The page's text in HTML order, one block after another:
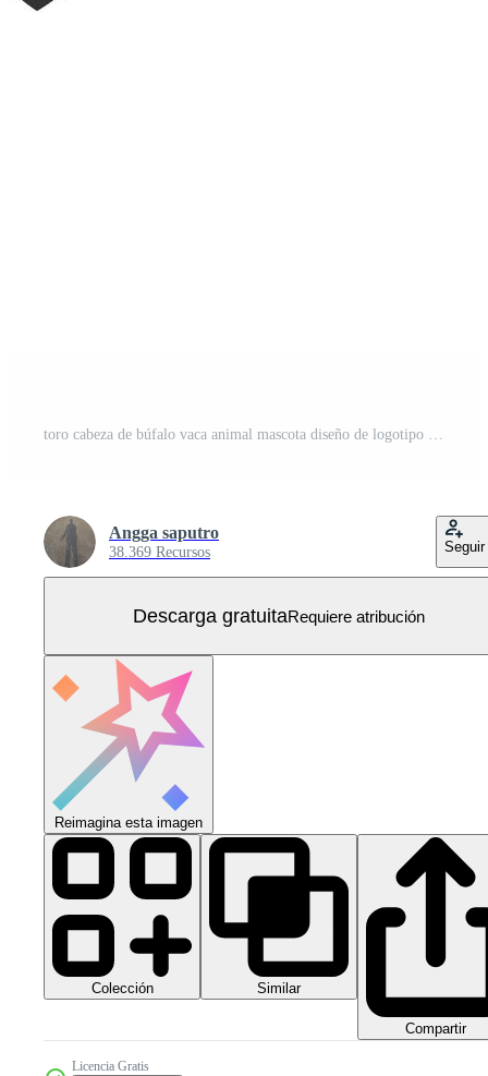
toro cabeza de búfalo vaca animal mascota diseño de logotipo vector para deporte cuerno búfalo animal mamíferos cabeza logo salvaje matador Vector Gratis
Angga saputro
38.369 Recursos Seguir
Descarga gratuitaRequiere atribución
Reimagina esta imagen
Colección Similar
Compartir
Licencia Gratis